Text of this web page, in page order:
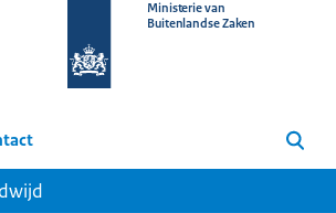
homepage
Ministerie van
Buitenlandse Zaken
Zoeken